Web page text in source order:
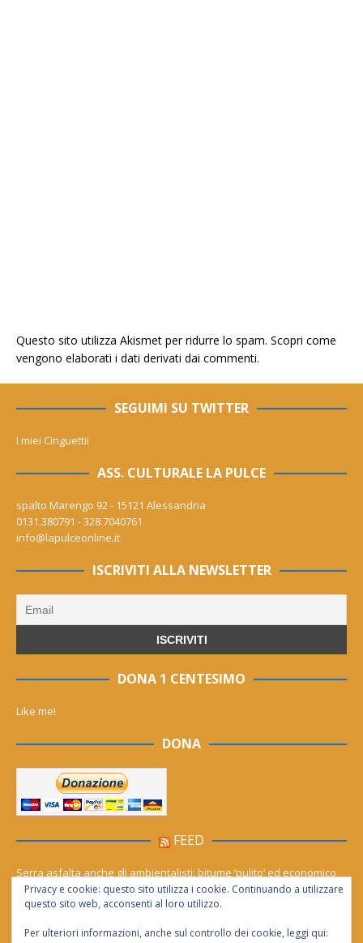
Questo sito utilizza Akismet per ridurre lo spam. Scopri come
vengono elaborati i dati derivati dai commenti.
SEGUIMI SU TWITTER
I miei Cinguettii
ASS. CULTURALE LA PULCE
spalto Marengo 92 - 15121 Alessandria
0131.380791 - 328.7040761
info@lapulceonline.it
ISCRIVITI ALLA NEWSLETTER
DONA 1 CENTESIMO
Like me!
DONA
FEED
Serra asfalta anche gli ambientalisti: bitume ‘pulito’ ed economico
Le migliori agenzie Meta Ads in Italia nel 2026
Privacy e cookie: questo sito utilizza i cookie. Continuando a utilizzare
questo sito web, acconsenti al loro utilizzo.
Per ulteriori informazioni, anche sul controllo dei cookie, leggi qui: